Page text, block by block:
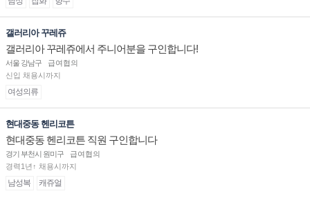
갤러리아 꾸레쥬
갤러리아 꾸레쥬에서 주니어분을 구인합니다!
서울 강남구
급여협의
신입 채용시까지
여성의류
현대중동 헨리코튼
현대중동 헨리코튼 직원 구인합니다
경기 부천시 원미구
급여협의
경력1년↑ 채용시까지
남성복 캐쥬얼